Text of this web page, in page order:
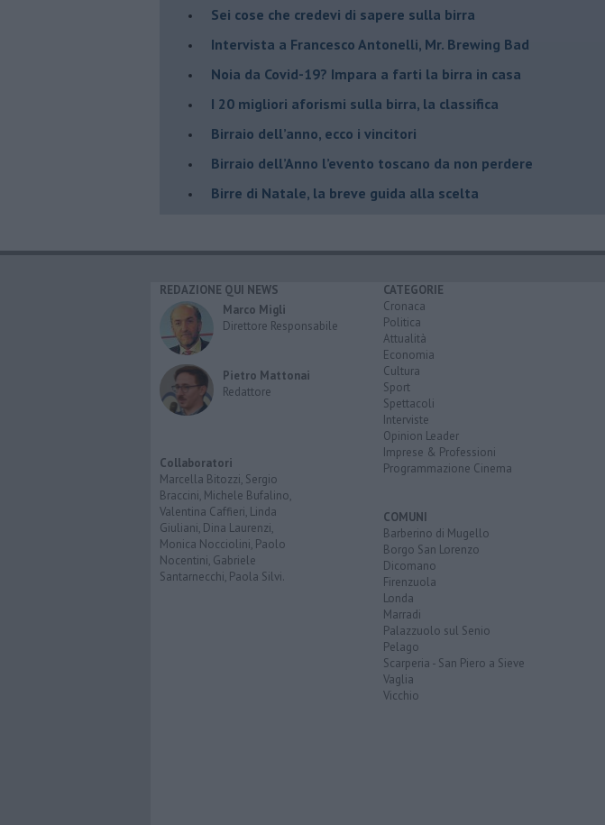
Sei cose che credevi di sapere sulla birra
Intervista a Francesco Antonelli, Mr. Brewing Bad
Noia da Covid-19? Impara a farti la birra in casa
I 20 migliori aforismi sulla birra, la classifica
​Birraio dell’anno, ecco i vincitori
​Birraio dell’Anno l’evento toscano da non perdere
Birre di Natale, la breve guida alla scelta
REDAZIONE QUI NEWS
Marco Migli
Direttore Responsabile
Pietro Mattonai
Redattore
Collaboratori
Marcella Bitozzi, Sergio
Braccini, Michele Bufalino,
Valentina Caffieri, Linda
Giuliani, Dina Laurenzi,
Monica Nocciolini, Paolo
Nocentini, Gabriele
Santarnecchi, Paola Silvi.
CATEGORIE
Cronaca
Politica
Attualità
Economia
Cultura
Sport
Spettacoli
Interviste
Opinion Leader
Imprese & Professioni
Programmazione Cinema
COMUNI
Barberino di Mugello
Borgo San Lorenzo
Dicomano
Firenzuola
Londa
Marradi
Palazzuolo sul Senio
Pelago
Scarperia - San Piero a Sieve
Vaglia
Vicchio